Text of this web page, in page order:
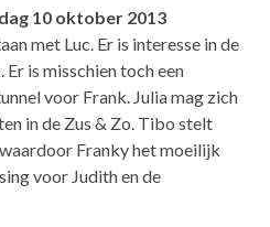
10 oktober 2013
met Luc. Er is interesse in de
is misschien toch een
voor Frank. Julia mag zich
in de Zus & Zo. Tibo stelt
Franky het moeilijk
voor Judith en de